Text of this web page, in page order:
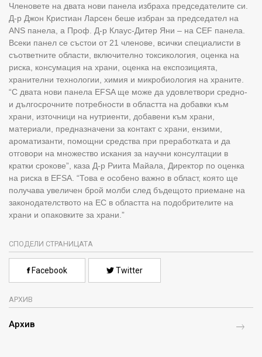
Членовете на двата нови панела избраха председателите си.
Д-р Джон Кристиан Ларсен беше избран за председател на
ANS панела, а Проф. Д-р Клаус-Дитер Яни – на CEF панела.
Всеки панел се състои от 21 членове, всички специалисти в
съответните области, включително токсикология, оценка на
риска, консумация на храни, оценка на експозицията,
хранителни технологии, химия и микробиология на храните.
“С двата нови панела EFSA ще може да удовлетвори средно-
и дългосрочните потребности в областта на добавки към
храни, източници на нутриенти, добавени към храни,
материали, предназначени за контакт с храни, ензими,
ароматизанти, помощни средства при преработката и да
отговори на множество искания за научни консултации в
кратки срокове”, каза Д-р Риита Майала, Директор по оценка
на риска в EFSA. “Това е особено важно в област, която ще
получава увеличен брой молби след бъдещото приемане на
законодателството на ЕС в областта на подобрителите на
храни и опаковките за храни.”
СПОДЕЛИ СТРАНИЦАТА
Facebook Twitter
АРХИВ
Архив